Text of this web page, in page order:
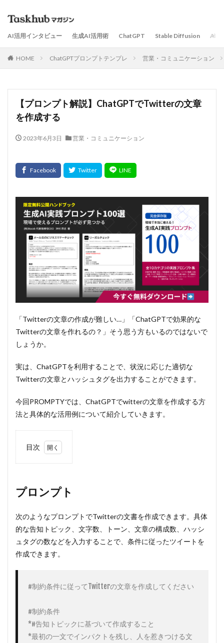
AI活用インタビュー 生成AI活用術 ChatGPT Stable Diffusion AIサ
HOME ChatGPTプロンプトテンプレ 営業・コミュニケーション
【プロンプト解説】ChatGPTでTwitterの文章
を作成する
2023年6月3日 営業・コミュニケーション
「Twitterの文章の作成が難しい…」「ChatGPTで効果的な
Twitterの文章を作れるの？」そう思う方もいるのではないで
しょうか。
実は、ChatGPTを利用することで、状況に応じた適切な
Twitterの文章とハッシュタグを出力することができます。
今回PROMPTYでは、ChatGPTでwitterの文章を作成する方
法と具体的な活用例について紹介していきます。
目次
ト
例
①：
ショ
ッピ
ング
モー
文
例
②：
投稿
プロンプト
次のようなプロンプトでTwitterの文書を作成できます。具体
的な告知トピック、文字数、トーン、文章の構成数、ハッシ
ュタグの数などを入力することで、条件に従ったツイートを
作成できます。
#制約条件に従ってTwitterの文章を作成してください
#制約条件
*#告知トピックに基づいて作成すること
*最初の一文でインパクトを残し、人を惹きつける文